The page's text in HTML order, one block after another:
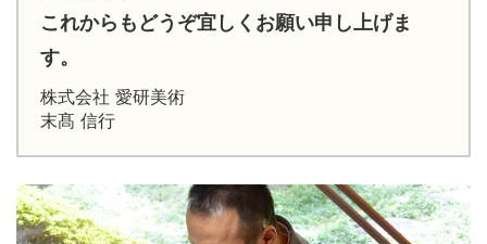
これからもどうぞ宜しくお願い申し上げま
す。
株式会社 愛研美術
末髙 信行